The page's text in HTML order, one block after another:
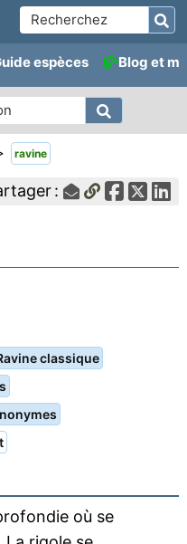
espèces Blog et
ravine
:
classique
où se